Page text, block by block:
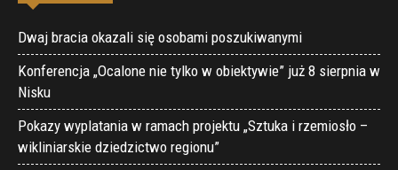
Dwaj bracia okazali się osobami poszukiwanymi
Konferencja „Ocalone nie tylko w obiektywie” już 8 sierpnia w
Nisku
Pokazy wyplatania w ramach projektu „Sztuka i rzemiosło –
wikliniarskie dziedzictwo regionu”